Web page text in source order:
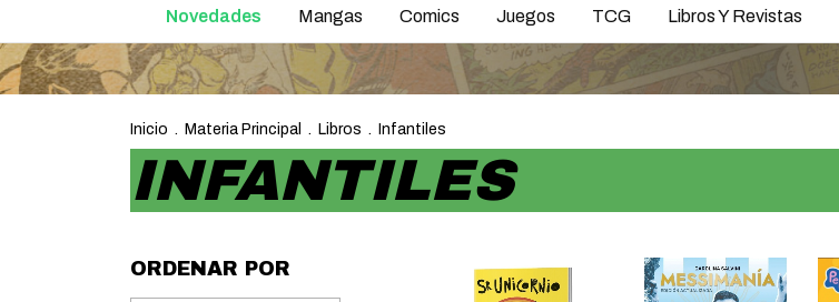
Novedades Mangas Comics Juegos TCG Libros Y Revistas
Inicio . Materia Principal . Libros . Infantiles
INFANTILES
ORDENAR POR